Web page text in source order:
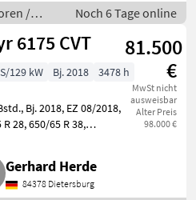
/
Noch 6 Tage online
6175 CVT
81.500
€
MwSt nicht
ausweisbar
Alter Preis
98.000 €
129 kW Bj. 2018 3478 h
EZ 08/2018,
65 R 38,
Vordera
Gerhard Herde
84378 Dietersburg